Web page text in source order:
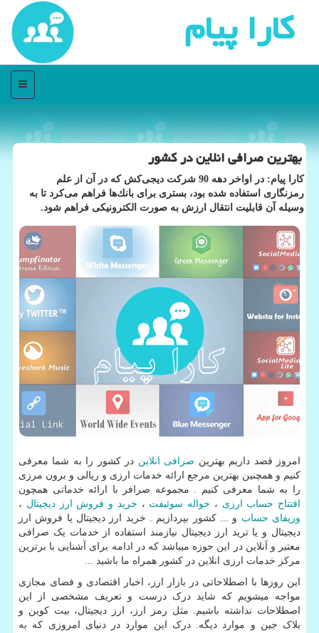
كارا پیام
منو
بهترین صرافی انلاین در كشور
كارا پیام: در اواخر دهه 90 شركت دیجی‌كش كه در آن از علم
رمزنگاری استفاده شده بود، بستری برای بانك‌ها فراهم می‌كرد تا به
وسیله آن قابلیت انتقال ارزش به صورت الكترونیكی فراهم شود.
امروز قصد داریم بهترین صرافی انلاین در کشور را به شما معرفی
کنیم و همچنین بهترین مرجع ارائه خدمات ارزی و ریالی و برون مرزی
را به شما معرفی کنیم . مجموعه صرافر با ارائه خدماتی همچون
افتتاح حساب ارزی ، حواله سوئیفت ، خرید و فروش ارز دیجیتال ،
وریفای حساب و ... کشور بپردازیم . خرید ارز دیجیتال یا فروش ارز
دیجیتال و یا ترید ارز دیجیتال نیازمند استفاده از خدمات یک صرافی
معتبر و آنلاین در این حوزه میباشد که در ادامه برای آشنایی با برترین
مرکز خدمات ارزی انلاین در کشور همراه ما باشید ...
این روزها با اصطلاحاتی در بازار ارز، اخبار اقتصادی و فضای مجازی
مواجه میشویم که شاید درک درست و تعریف مشخصی از این
اصطلاحات نداشته باشیم. مثل رمز ارز، ارز دیجیتال، بیت کوین و
بلاک جین و موارد دیگه. درک این موارد در دنیای امروزی که به